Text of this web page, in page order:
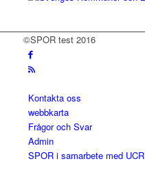
©SPOR test 2016
Kontakta oss
webbkarta
Frågor och Svar
Admin
SPOR i samarbete med UCR